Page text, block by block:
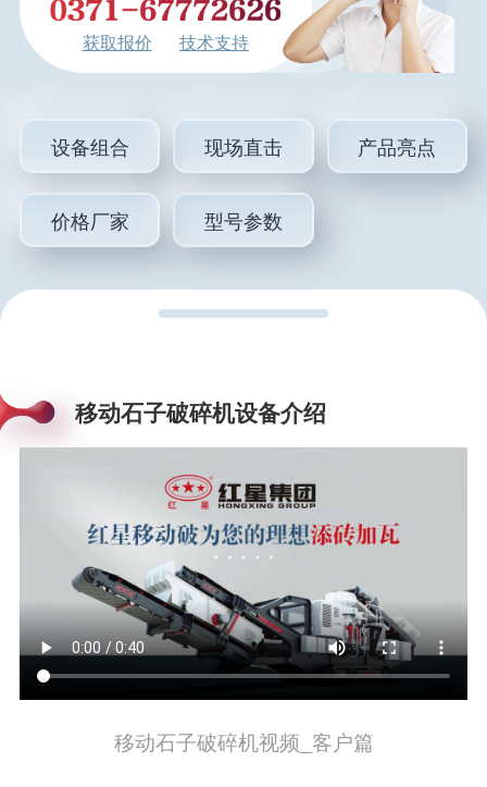
获取报价 技术支持
设备组合 现场直击 产品亮点
价格厂家 型号参数
移动石子破碎机设备介绍
移动石子破碎机视频_客户篇